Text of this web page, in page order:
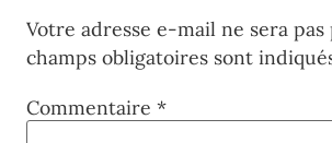
Votre adresse e-mail ne sera pas
champs obligatoires sont
Commentaire *